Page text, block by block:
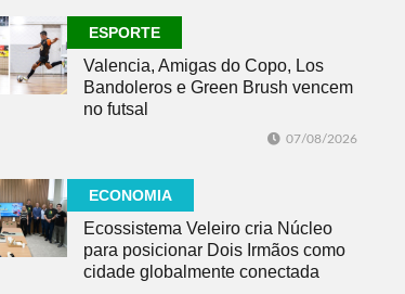
ESPORTE
Valencia, Amigas do Copo, Los
Bandoleros e Green Brush vencem
no futsal
07/08/2026
ECONOMIA
Ecossistema Veleiro cria Núcleo
para posicionar Dois Irmãos como
cidade globalmente conectada